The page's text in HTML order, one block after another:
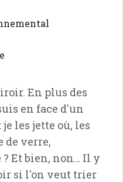
En plus des
en face d'un
les jette où, les
de verre,
Et bien, non… Il y
si l'on veut trier